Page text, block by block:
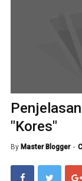
"Kores"
By Master Blogger